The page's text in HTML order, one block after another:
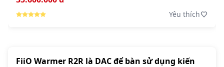
Yêu thích
FiiO Warmer R2R là DAC để bàn sử dụng kiến